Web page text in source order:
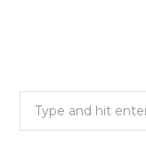
Search